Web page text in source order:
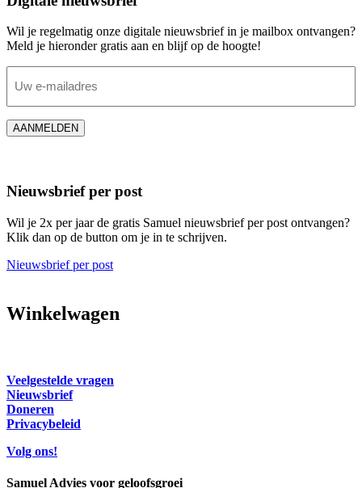
Wil je regelmatig onze digitale nieuwsbrief in je mailbox ontvangen?
Meld je hieronder gratis aan en blijf op de hoogte!
mailadres(Vereist)
AANMELDEN
Nieuwsbrief per post
Wil je 2x per jaar de gratis Samuel nieuwsbrief per post ontvangen?
Klik dan op de button om je in te schrijven.
Nieuwsbrief per post
Winkelwagen
Veelgestelde vragen
Nieuwsbrief
Doneren
Privacybeleid
Volg ons!
Samuel Advies voor geloofsgroei